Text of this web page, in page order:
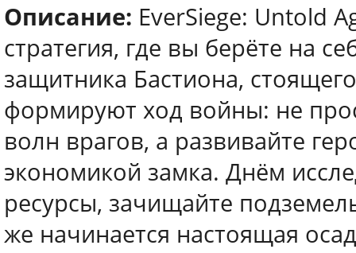
Описание: EverSiege: Untold
стратегия, где вы берёте на
защитника Бастиона,
формируют ход войны: не
волн врагов, а развивайте
экономикой замка. Днём
ресурсы, зачищайте
же начинается настоящая